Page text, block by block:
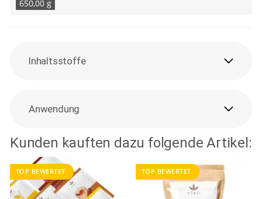
650,00 g
Inhaltsstoffe
Anwendung
Kunden kauften dazu folgende Artikel:
TOP BEWERTET TOP BEWERTET